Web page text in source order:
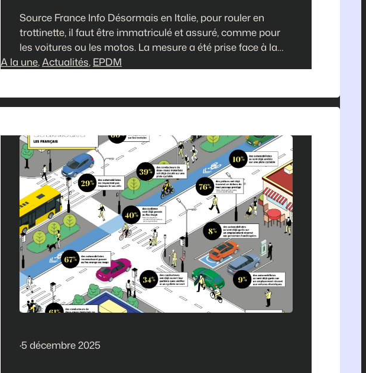
Source France Info Désormais en Italie, pour rouler en
trottinette, il faut être immatriculé et assuré, comme pour
les voitures ou les motos. La mesure a été prise face à la
montée en puissance de ce mode de transport, et surtout
A la une, Actualités, EPDM
·5 décembre 2025